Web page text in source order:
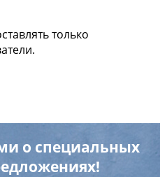
только
о специальных